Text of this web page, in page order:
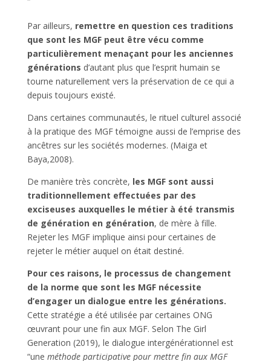
Par ailleurs, remettre en question ces traditions
que sont les MGF peut être vécu comme
particulièrement menaçant pour les anciennes
générations d’autant plus que l’esprit humain se
tourne naturellement vers la préservation de ce qui a
depuis toujours existé.
Dans certaines communautés, le rituel culturel associé
à la pratique des MGF témoigne aussi de l’emprise des
ancêtres sur les sociétés modernes. (Maiga et
Baya,2008).
De manière très concrète, les MGF sont aussi
traditionnellement effectuées par des
exciseuses auxquelles le métier à été transmis
de génération en génération, de mère à fille.
Rejeter les MGF implique ainsi pour certaines de
rejeter le métier auquel on était destiné.
Pour ces raisons, le processus de changement
de la norme que sont les MGF nécessite
d’engager un dialogue entre les générations.
Cette stratégie a été utilisée par certaines ONG
œuvrant pour une fin aux MGF. Selon The Girl
Generation (2019), le dialogue intergénérationnel est
“une méthode participative pour mettre fin aux MGF